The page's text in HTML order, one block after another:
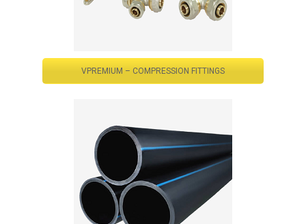
VPREMIUM – COMPRESSION FITTINGS